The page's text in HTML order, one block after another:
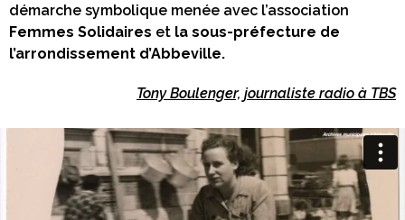
démarche symbolique menée avec l’association
Femmes Solidaires et la sous-préfecture de
l’arrondissement d’Abbeville.
Tony Boulenger, journaliste radio à TBS